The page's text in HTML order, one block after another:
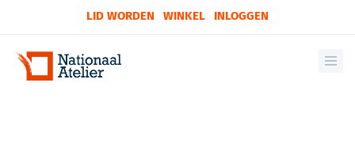
LID WORDEN WINKEL INLOGGEN